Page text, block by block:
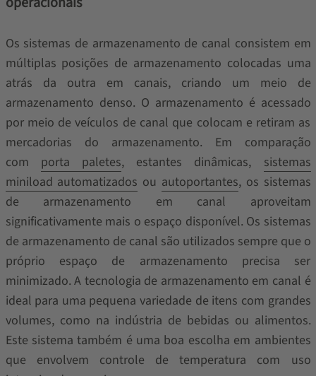
Os sistemas de armazenamento de canal consistem em
múltiplas posições de armazenamento colocadas uma
atrás da outra em canais, criando um meio de
armazenamento denso. O armazenamento é acessado
por meio de veículos de canal que colocam e retiram as
mercadorias do armazenamento. Em comparação
com porta paletes, estantes dinâmicas, sistemas
miniload automatizados ou autoportantes, os sistemas
de armazenamento em canal aproveitam
significativamente mais o espaço disponível. Os sistemas
de armazenamento de canal são utilizados sempre que o
próprio espaço de armazenamento precisa ser
minimizado. A tecnologia de armazenamento em canal é
ideal para uma pequena variedade de itens com grandes
volumes, como na indústria de bebidas ou alimentos.
Este sistema também é uma boa escolha em ambientes
que envolvem controle de temperatura com uso